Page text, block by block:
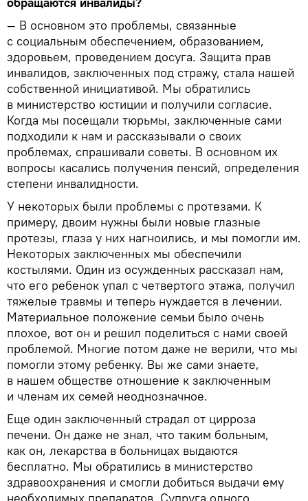
— В основном это проблемы, связанные
с социальным обеспечением, образованием,
здоровьем, проведением досуга. Защита прав
инвалидов, заключенных под стражу, стала нашей
собственной инициативой. Мы обратились
в министерство юстиции и получили согласие.
Когда мы посещали тюрьмы, заключенные сами
подходили к нам и рассказывали о своих
проблемах, спрашивали советы. В основном их
вопросы касались получения пенсий, определения
степени инвалидности.
У некоторых были проблемы с протезами. К
примеру, двоим нужны были новые глазные
протезы, глаза у них нагноились, и мы помогли им.
Некоторых заключенных мы обеспечили
костылями. Один из осужденных рассказал нам,
что его ребенок упал с четвертого этажа, получил
тяжелые травмы и теперь нуждается в лечении.
Материальное положение семьи было очень
плохое, вот он и решил поделиться с нами своей
проблемой. Многие потом даже не верили, что мы
помогли этому ребенку. Вы же сами знаете,
в нашем обществе отношение к заключенным
и членам их семей неоднозначное.
Еще один заключенный страдал от цирроза
печени. Он даже не знал, что таким больным,
как он, лекарства в больницах выдаются
бесплатно. Мы обратились в министерство
здравоохранения и смогли добиться выдачи ему
необходимых препаратов. Супруга одного